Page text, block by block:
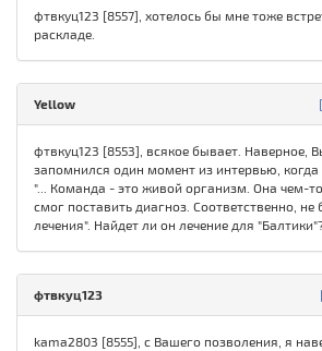
фтвкуц123 [8557], хотелось бы мне тоже
раскладе.
Yellow
фтвкуц123 [8553], всякое бывает. Наверное,
запомнился один момент из интервью, когда
"... Команда - это живой организм. Она чем-
смог поставить диагноз. Соответственно, не
лечения". Найдет ли он лечение для
фтвкуц123
kama2803 [8555], с Вашего позволения, я